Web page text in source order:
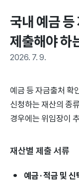
국내 예금
제출해야 하
2026. 7. 9.
예금 등 자금출처 확
신청하는 재산의 종
경우에는 위임장이
재산별 제출 서류
예금·적금 및 신